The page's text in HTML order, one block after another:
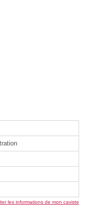
les informations de mon caviste